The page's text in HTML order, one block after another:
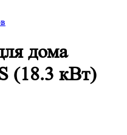
дома
(18.3 кВт)